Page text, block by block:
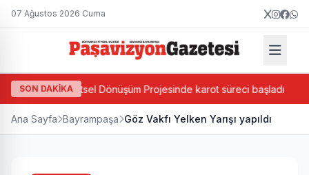
07 Ağustos 2026 Cuma
SON DAKİKA
Bazlı Kentsel Dönüşüm Projesinde karot süreci başladı
Ana Sayfa Bayrampaşa Göz Vakfı Yelken Yarışı yapıldı